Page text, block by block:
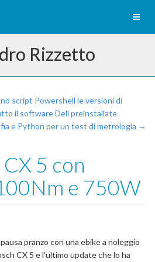
Rizzetto
script Powershell le versioni di
il software Dell preinstallate
e Python per un test di metrologia →
5 con
e 750W
pranzo con una ebike a noleggio
CX 5 e l’ultimo update che lo ha